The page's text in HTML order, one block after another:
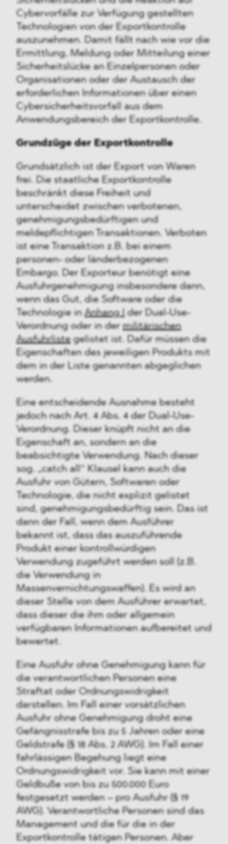
Cybervorfälle zur Verfügung gestellten
Technologien von der Exportkontrolle
auszunehmen. Damit fällt nach wie vor die
Ermittlung, Meldung oder Mitteilung einer
Sicherheitslücke an Einzelpersonen oder
Organisationen oder der Austausch der
erforderlichen Informationen über einen
Cybersicherheitsvorfall aus dem
Anwendungsbereich der Exportkontrolle.
Grundzüge der Exportkontrolle
Grundsätzlich ist der Export von Waren
frei. Die staatliche Exportkontrolle
beschränkt diese Freiheit und
unterscheidet zwischen verbotenen,
genehmigungsbedürftigen und
meldepflichtigen Transaktionen. Verboten
ist eine Transaktion z.B. bei einem
personen- oder länderbezogenen
Embargo. Der Exporteur benötigt eine
Ausfuhrgenehmigung insbesondere dann,
wenn das Gut, die Software oder die
Technologie inAnhang I der Dual-Use-
Verordnung oder in dermilitärischen
Ausfuhrlistegelistet ist. Dafür müssen die
Eigenschaften des jeweiligen Produkts mit
dem in der Liste genannten abgeglichen
werden.
Eine entscheidende Ausnahme besteht
jedoch nach Art. 4 Abs. 4 der Dual-Use-
Verordnung. Dieser knüpft nicht an die
Eigenschaft an, sondern an die
beabsichtigte Verwendung. Nach dieser
sog. „catch all“ Klausel kann auch die
Ausfuhr von Gütern, Softwaren oder
Technologie, die nicht explizit gelistet
sind, genehmigungsbedürftig sein. Das ist
dann der Fall, wenn dem Ausführer
bekannt ist, dass das auszuführende
Produkt einer kontrollwürdigen
Verwendung zugeführt werden soll (z.B.
die Verwendung in
Massenvernichtungswaffen). Es wird an
dieser Stelle von dem Ausführer erwartet,
dass dieser die ihm oder allgemein
verfügbaren Informationen aufbereitet und
bewertet.
Eine Ausfuhr ohne Genehmigung kann für
die verantwortlichen Personen eine
Straftat oder Ordnungswidrigkeit
darstellen. Im Fall einer vorsätzlichen
Ausfuhr ohne Genehmigung droht eine
Gefängnisstrafe bis zu 5 Jahren oder eine
Geldstrafe (§ 18 Abs. 2 AWG). Im Fall einer
fahrlässigen Begehung liegt eine
Ordnungswidrigkeit vor. Sie kann mit einer
Geldbuße von bis zu 500.000 Euro
festgesetzt werden – pro Ausfuhr (§ 19
AWG). Verantwortliche Personen sind das
Management und die für die in der
Exportkontrolle tätigen Personen. Aber